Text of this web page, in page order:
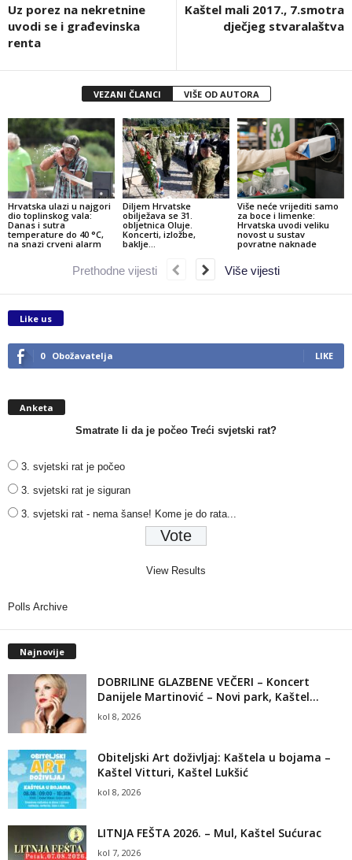
Uz porez na nekretnine
uvodi se i građevinska
renta
Kaštel mali 2017., 7.smotra
dječjeg stvaralaštva
VEZANI ČLANCI VIŠE OD AUTORA
Hrvatska ulazi u najgori
dio toplinskog vala:
Danas i sutra
temperature do 40 °C,
na snazi crveni alarm
Diljem Hrvatske
obilježava se 31.
obljetnica Oluje.
Koncerti, izložbe,
baklje…
Više neće vrijediti samo
za boce i limenke:
Hrvatska uvodi veliku
novost u sustav
povratne naknade
Prethodne vijesti Više vijesti
Like us
0 Obožavatelja LIKE
Anketa
Smatrate li da je počeo Treći svjetski rat?
3. svjetski rat je počeo
3. svjetski rat je siguran
3. svjetski rat - nema šanse! Kome je do rata...
View Results
Polls Archive
Najnovije
DOBRILINE GLAZBENE VEČERI – Koncert
Danijele Martinović – Novi park, Kaštel...
kol 8, 2026
Obiteljski Art doživljaj: Kaštela u bojama –
Kaštel Vitturi, Kaštel Lukšić
kol 8, 2026
LITNJA FEŠTA 2026. – Mul, Kaštel Sućurac
kol 7, 2026